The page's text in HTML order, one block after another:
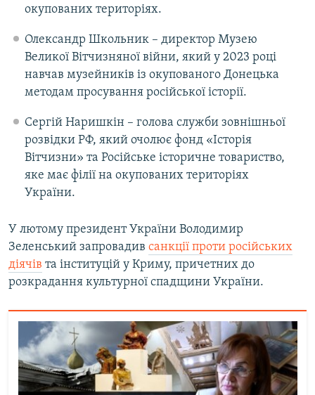
окупованих територіях.
Олександр Школьник – директор Музею
Великої Вітчизняної війни, який у 2023 році
навчав музейників із окупованого Донецька
методам просування російської історії.
Сергій Наришкін – голова служби зовнішньої
розвідки РФ, який очолює фонд «Історія
Вітчизни» та Російське історичне товариство,
яке має філії на окупованих територіях
України.
У лютому президент України Володимир
Зеленський запровадив санкції проти російських
діячів та інституцій у Криму, причетних до
розкрадання культурної спадщини України.